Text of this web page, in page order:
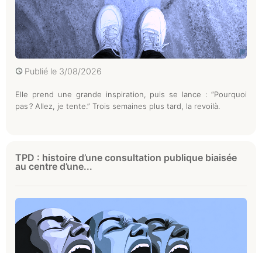
Publié le 3/08/2026
Elle prend une grande inspiration, puis se lance : “Pourquoi
pas ? Allez, je tente.” Trois semaines plus tard, la revoilà.
TPD : histoire d’une consultation publique biaisée
au centre d’une...